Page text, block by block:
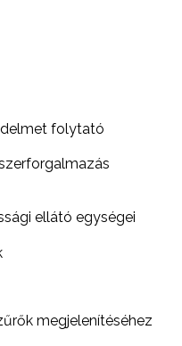
folytató
ellátó egységei
megjelenítéséhez